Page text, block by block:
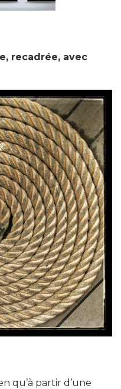
recadrée, avec
qu’à partir d’une